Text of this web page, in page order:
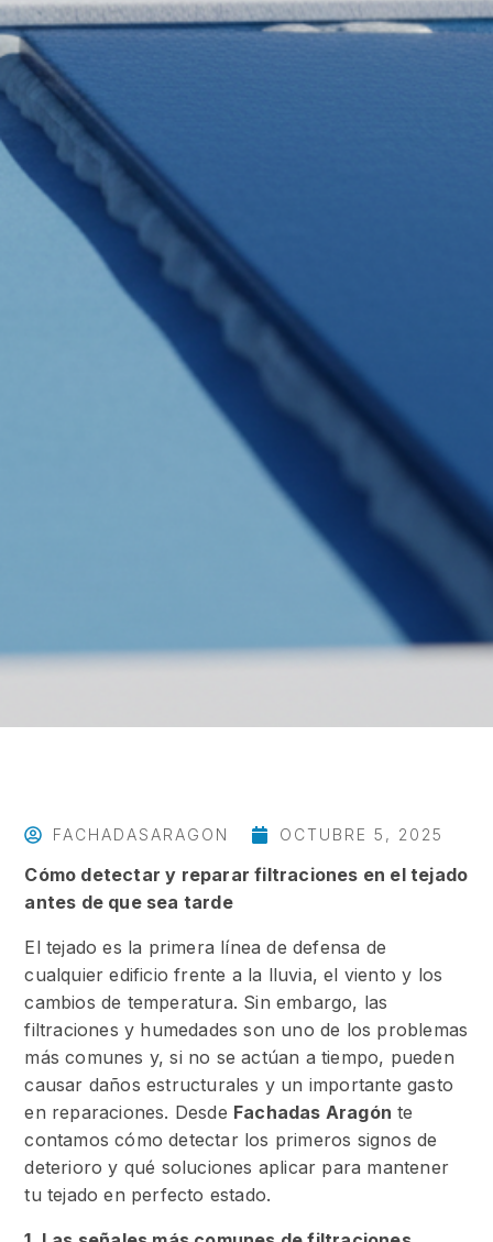
FACHADASARAGON OCTUBRE 5, 2025
Cómo detectar y reparar filtraciones en el tejado
antes de que sea tarde
El tejado es la primera línea de defensa de
cualquier edificio frente a la lluvia, el viento y los
cambios de temperatura. Sin embargo, las
filtraciones y humedades son uno de los problemas
más comunes y, si no se actúan a tiempo, pueden
causar daños estructurales y un importante gasto
en reparaciones. Desde Fachadas Aragón te
contamos cómo detectar los primeros signos de
deterioro y qué soluciones aplicar para mantener
tu tejado en perfecto estado.